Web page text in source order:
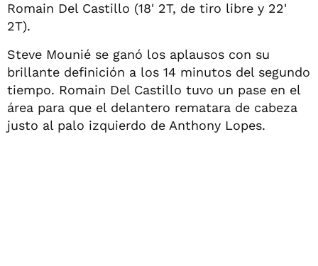
Romain Del Castillo (18' 2T, de tiro libre y 22'
2T).
Steve Mounié se ganó los aplausos con su
brillante definición a los 14 minutos del segundo
tiempo. Romain Del Castillo tuvo un pase en el
área para que el delantero rematara de cabeza
justo al palo izquierdo de Anthony Lopes.